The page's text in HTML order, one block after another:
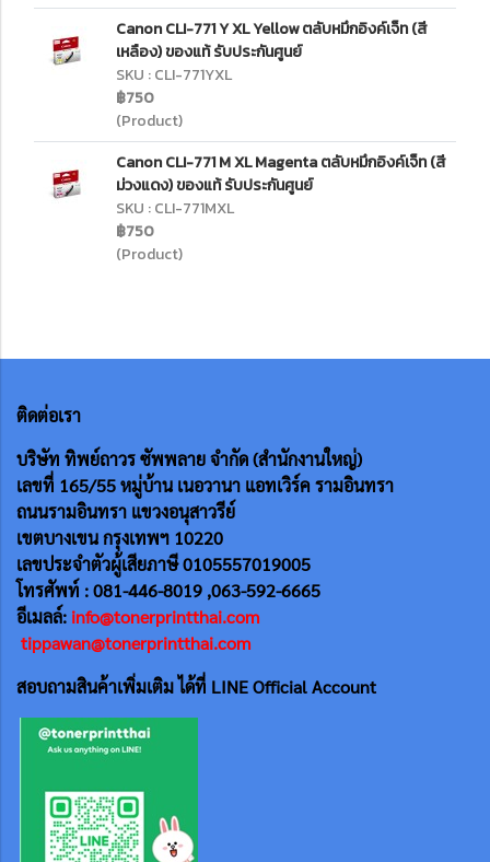
Canon CLI-771 Y XL Yellow ตลับหมึกอิงค์เจ็ท (สี
เหลือง) ของแท้ รับประกันศูนย์
SKU : CLI-771YXL
฿750
(Product)
Canon CLI-771 M XL Magenta ตลับหมึกอิงค์เจ็ท (สี
ม่วงแดง) ของแท้ รับประกันศูนย์
SKU : CLI-771MXL
฿750
(Product)
ติดต่อเรา
บริษัท ทิพย์ถาวร ซัพพลาย จำกัด (สำนักงานใหญ่)
เลขที่ 165/55หมู่บ้าน เนอวานา แอทเวิร์ค รามอินทรา
ถนนรามอินทรา แขวงอนุสาวรีย์
เขตบางเขน กรุงเทพฯ 10220
เลขประจำตัวผู้เสียภาษี 0105557019005
โทรศัพท์ : 081-446-8019 ,063-592-6665
อีเมลล์: info@tonerprintthai.com
tippawan@tonerprintthai.com
สอบถามสินค้าเพิ่มเติม ได้ที่ LINE Official Account